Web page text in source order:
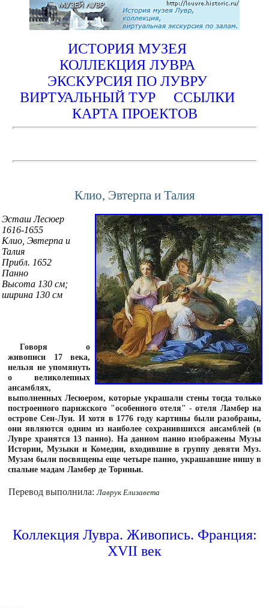
ИСТОРИЯ МУЗЕЯ
КОЛЛЕКЦИЯ ЛУВРА
ЭКСКУРСИЯ ПО ЛУВРУ
ВИРТУАЛЬНЫЙ ТУР
ССЫЛКИ
КАРТА ПРОЕКТОВ
Клио, Эвтерпа и Талия
Эсташ Лесюер
1616-1655
Клио, Эвтерпа и
Талия
Прибл. 1652
Панно
Высота 130 см;
ширина 130 см
Говоря о
живописи 17 века,
нельзя не упомянуть
о великолепных
ансамблях,
выполненных Лесюером, которые украшали стены тогда только
построенного парижского "особенного отеля" - отеля Ламбер на
острове Сен-Луи. И хотя в 1776 году картины были разобраны,
они являются одним из наиболее сохранившихся ансамблей (в
Лувре хранятся 13 панно). На данном панно изображены Музы
Истории, Музыки и Комедии, входившие в группу девяти Муз.
Музам были посвящены еще четыре панно, украшавшие нишу в
спальне мадам Ламбер де Ториньи.
Перевод выполнила:Лаврук Елизавета
Коллекция Лувра. Живопись. Франция:
XVII век